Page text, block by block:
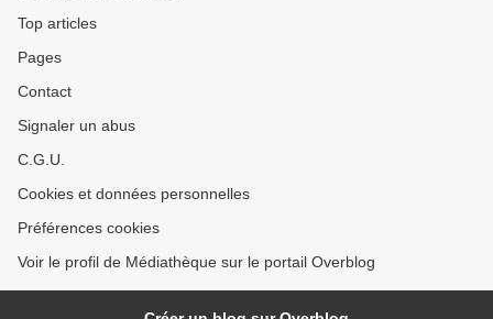
Top articles
Pages
Contact
Signaler un abus
C.G.U.
Cookies et données personnelles
Préférences cookies
Voir le profil de Médiathèque sur le portail Overblog